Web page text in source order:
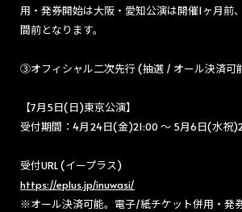
用・発券開始は大阪・愛知公演は開催1ヶ月前
間前となります。
③オフィシャル二次先行 (抽選 / オール決済可
【7月5日(日)東京公演】
受付期間：4月24日(金)21:00 〜 5月6日(水祝
受付URL (イープラス)
https://eplus.jp/inuwasi/
※オール決済可能。電子/紙チケット併用・発